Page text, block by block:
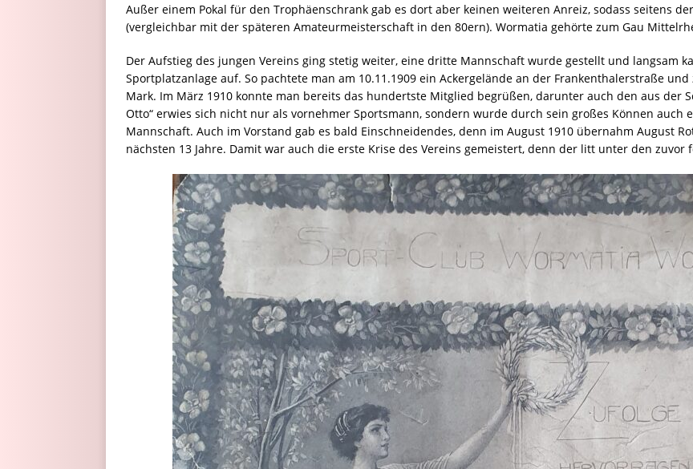
Außer einem Pokal für den Trophäenschrank gab es dort aber keinen weiteren Anreiz, sodass seitens
(vergleichbar mit der späteren Amateurmeisterschaft in den 80ern). Wormatia gehörte zum Gau
Der Aufstieg des jungen Vereins ging stetig weiter, eine dritte Mannschaft wurde gestellt und langsam
Sportplatzanlage auf. So pachtete man am 10.11.1909 ein Ackergelände an der Frankenthalerstraße
Mark. Im März 1910 konnte man bereits das hundertste Mitglied begrüßen, darunter auch den aus der
Otto“ erwies sich nicht nur als vornehmer Sportsmann, sondern wurde durch sein großes Können auch
Mannschaft. Auch im Vorstand gab es bald Einschneidendes, denn im August 1910 übernahm August
nächsten 13 Jahre. Damit war auch die erste Krise des Vereins gemeistert, denn der litt unter den